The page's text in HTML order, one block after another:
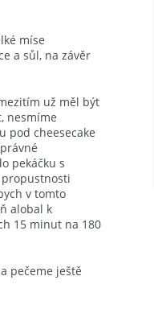
míse
a sůl, na závěr
už měl být
nesmíme
pod cheesecake
pekáčku s
v tomto
alobal k
15 minut na 180
pečeme ještě